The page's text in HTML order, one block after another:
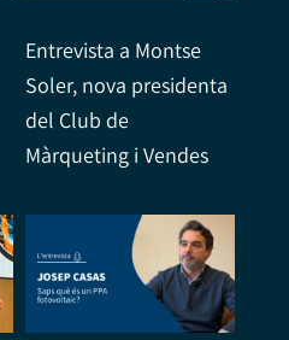
Entrevista a Montse
Soler, nova presidenta
del Club de
Màrqueting i Vendes